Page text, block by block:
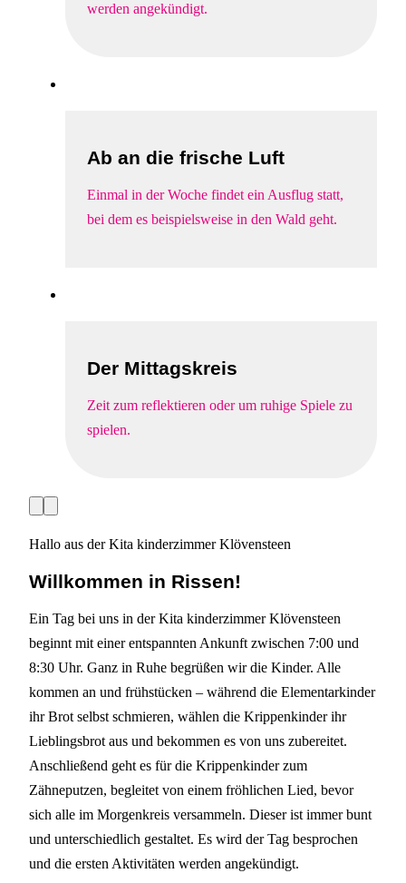
werden angekündigt.
Ab an die frische Luft
Einmal in der Woche findet ein Ausflug statt,
bei dem es beispielsweise in den Wald geht.
Der Mittagskreis
Zeit zum reflektieren oder um ruhige Spiele zu
spielen.
o
h
r
i
e
S
l
d
ä
h
t
e
d
Hallo aus der Kita kinderzimmer Klövensteen
Willkommen in Rissen!
Ein Tag bei uns in der Kita kinderzimmer Klövensteen
beginnt mit einer entspannten Ankunft zwischen 7:00 und
8:30 Uhr. Ganz in Ruhe begrüßen wir die Kinder. Alle
kommen an und frühstücken – während die Elementarkinder
ihr Brot selbst schmieren, wählen die Krippenkinder ihr
Lieblingsbrot aus und bekommen es von uns zubereitet.
Anschließend geht es für die Krippenkinder zum
Zähneputzen, begleitet von einem fröhlichen Lied, bevor
sich alle im Morgenkreis versammeln. Dieser ist immer bunt
und unterschiedlich gestaltet. Es wird der Tag besprochen
und die ersten Aktivitäten werden angekündigt.